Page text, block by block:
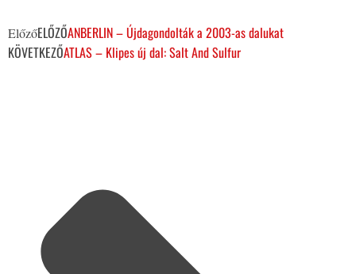
ElőzőELŐZŐANBERLIN – Újdagondolták a 2003-as dalukat
KÖVETKEZŐATLAS – Klipes új dal: Salt And Sulfur